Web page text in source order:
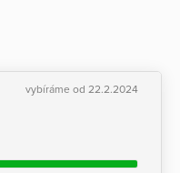
vybíráme od 22.2.2024